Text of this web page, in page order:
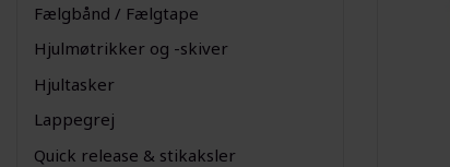
Fælgbånd / Fælgtape
Hjulmøtrikker og -skiver
Hjultasker
Lappegrej
Quick release & stikaksler